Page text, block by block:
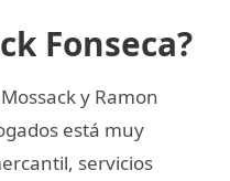
Fonseca?
y Ramon
está muy
servicios